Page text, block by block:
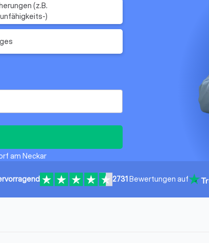
(z.B.
)
am Neckar
2731Bewertungen auf